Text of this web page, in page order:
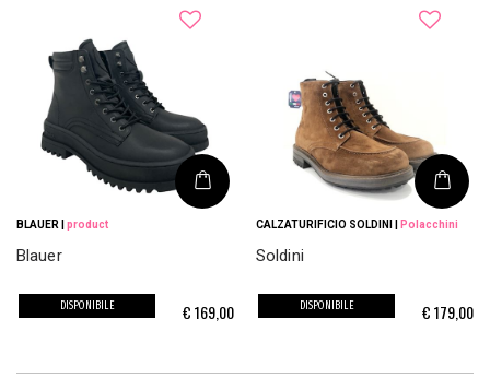
BLAUER product
Blauer
€169,00
DISPONIBILE
CALZATURIFICIO SOLDINI Polacchini
Soldini
€179,00
DISPONIBILE